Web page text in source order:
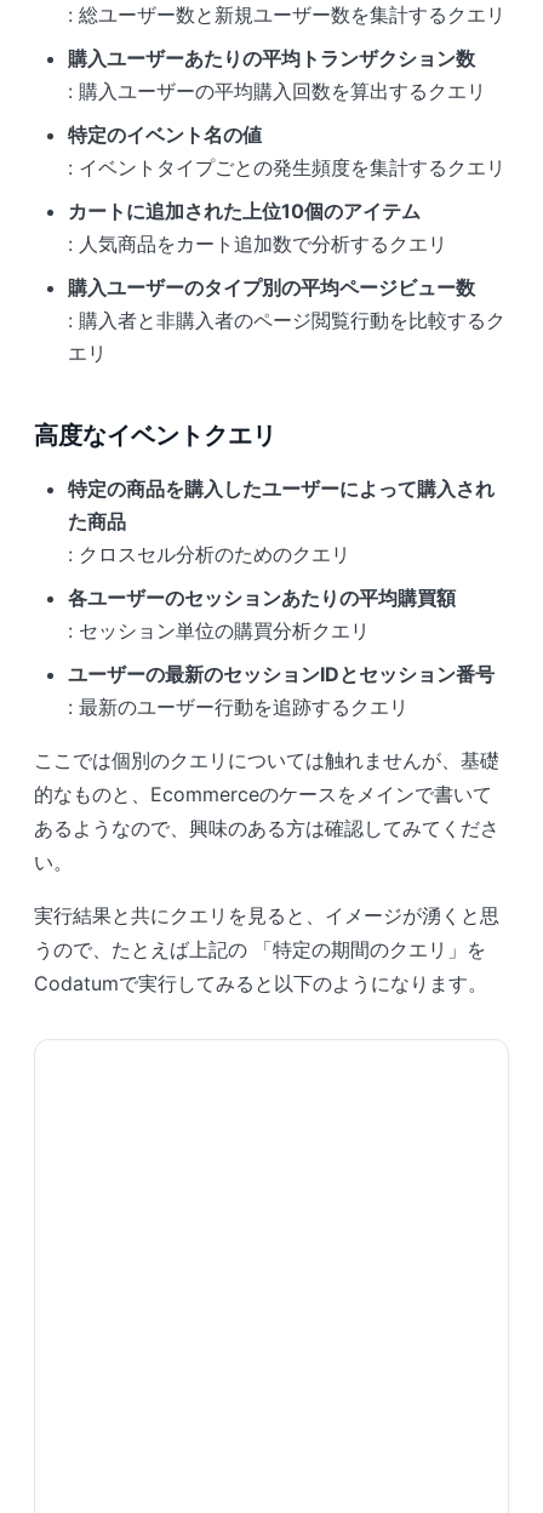
: 総ユーザー数と新規ユーザー数を集計するクエリ
購入ユーザーあたりの平均トランザクション数
: 購入ユーザーの平均購入回数を算出するクエリ
特定のイベント名の値
: イベントタイプごとの発生頻度を集計するクエリ
カートに追加された上位10個のアイテム
: 人気商品をカート追加数で分析するクエリ
購入ユーザーのタイプ別の平均ページビュー数
: 購入者と非購入者のページ閲覧行動を比較するク
エリ
高度なイベントクエリ
特定の商品を購入したユーザーによって購入され
た商品
: クロスセル分析のためのクエリ
各ユーザーのセッションあたりの平均購買額
: セッション単位の購買分析クエリ
ユーザーの最新のセッションIDとセッション番号
: 最新のユーザー行動を追跡するクエリ
ここでは個別のクエリについては触れませんが、基礎
的なものと、Ecommerceのケースをメインで書いて
あるようなので、興味のある方は確認してみてくださ
い。
実行結果と共にクエリを見ると、イメージが湧くと思
うので、たとえば上記の 「特定の期間のクエリ」を
Codatumで実行してみると以下のようになります。